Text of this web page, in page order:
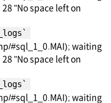
"No space left on
#sql_1_0.MAI); waiting
"No space left on
#sql_1_0.MAI); waiting